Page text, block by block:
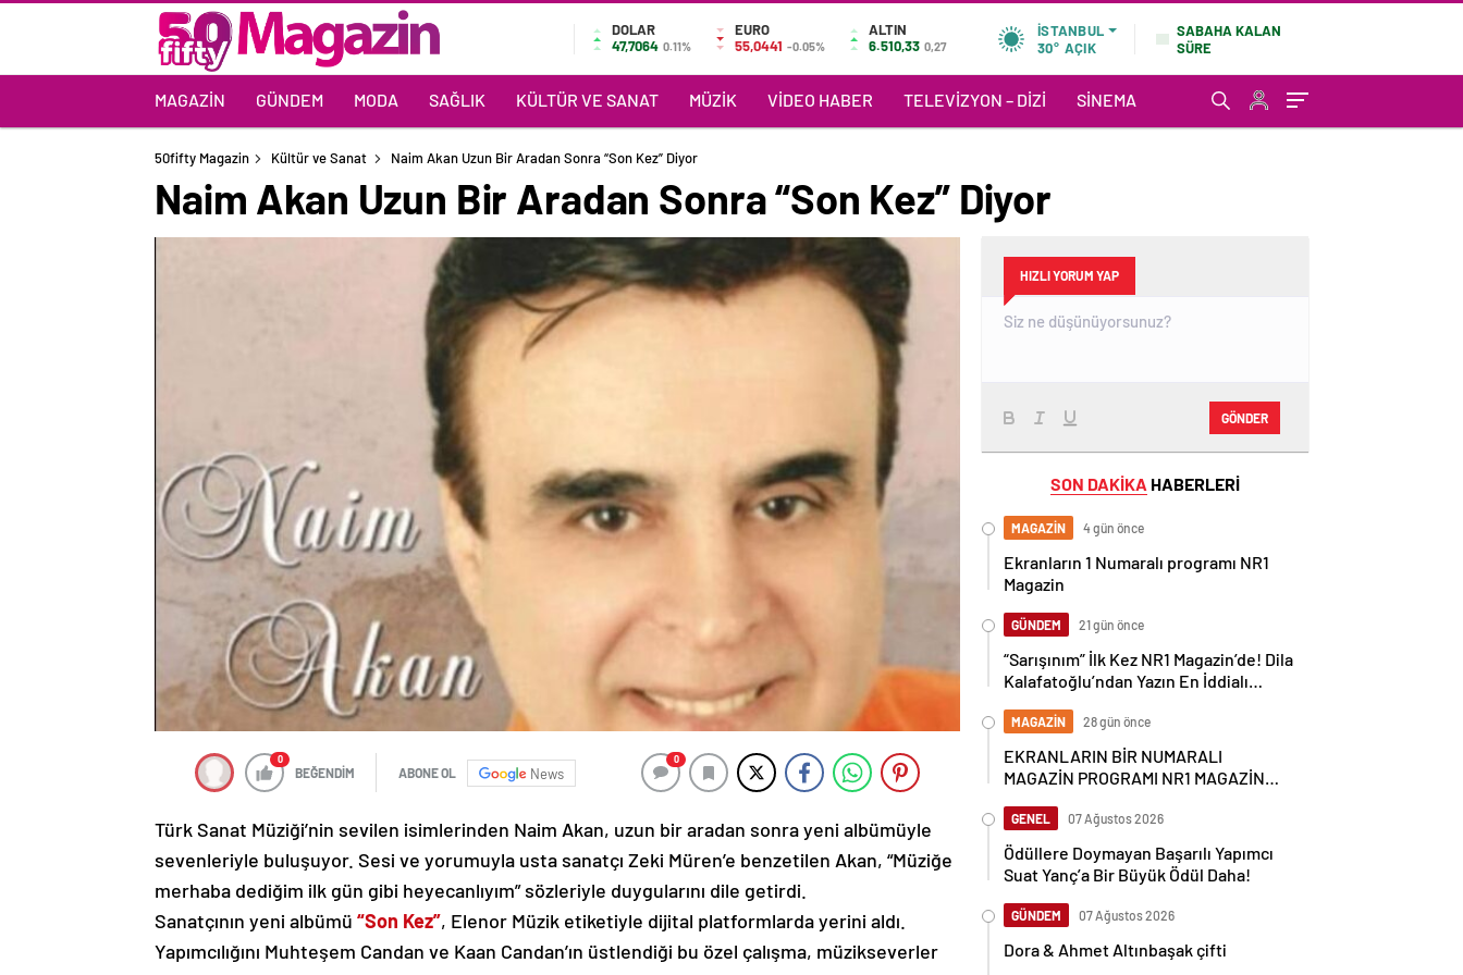
DOLAR
47,7064 0.11%
EURO
55,0441 -0.05%
ALTIN
6.510,33 0,27
İSTANBUL
30° AÇIK
SABAHA KALAN
SÜRE
MAGAZIN GÜNDEM MODA SAĞLIK KÜLTÜR VE SANAT MÜZIK VIDEO HABER TELEVIZYON – DIZI SINEMA
50fifty Magazin Kültür ve Sanat Naim Akan Uzun Bir Aradan Sonra “Son Kez” Diyor
Naim Akan Uzun Bir Aradan Sonra “Son Kez” Diyor
0
BEĞENDİM ABONE OL News
0
Türk Sanat Müziği’nin sevilen isimlerinden Naim Akan, uzun bir aradan sonra yeni albümüyle
sevenleriyle buluşuyor. Sesi ve yorumuyla usta sanatçı Zeki Müren’e benzetilen Akan, “Müziğe
merhaba dediğim ilk gün gibi heyecanlıyım” sözleriyle duygularını dile getirdi.
Sanatçının yeni albümü “Son Kez”, Elenor Müzik etiketiyle dijital platformlarda yerini aldı.
Yapımcılığını Muhteşem Candan ve Kaan Candan’ın üstlendiği bu özel çalışma, müzikseverler
HIZLI YORUM YAP
GÖNDER
SON DAKİKA HABERLERİ
MAGAZİN 4 gün önce
Ekranların 1 Numaralı programı NR1
Magazin
GÜNDEM 21 gün önce
“Sarışınım” İlk Kez NR1 Magazin’de! Dila
Kalafatoğlu’ndan Yazın En İddialı
MAGAZİN 28 gün önce
EKRANLARIN BİR NUMARALI
MAGAZİN PROGRAMI NR1 MAGAZİN
GENEL 07 Ağustos 2026
Ödüllere Doymayan Başarılı Yapımcı
Suat Yanç’a Bir Büyük Ödül Daha!
GÜNDEM 07 Ağustos 2026
Dora & Ahmet Altınbaşak çifti